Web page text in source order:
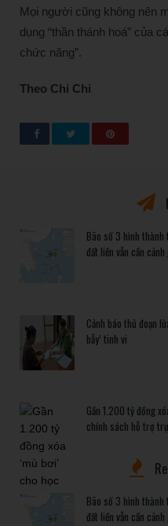
Mọi người cũng không nên
dụng “thần thánh hoá” của
chức năng”.
Theo Chi Chi
Bão số 3 hình
đất liền vẫn cần
Cảnh báo thủ đoạn
bẫy’ tinh vi
Gần 1.200 tỷ đồng
chính sách hỗ trợ
Bão số 3 hình
đất liền vẫn cần